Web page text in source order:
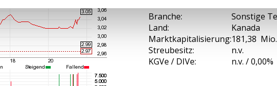
Branche:
Sonstige
Land:
Kanada
Marktkapitalisierung:181,38
Streubesitz:
n.v.
KGVe / DIVe:
n.v. / 0,00%